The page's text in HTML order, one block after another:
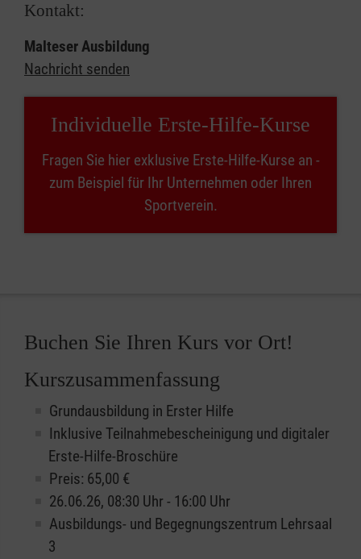
Kontakt:
Malteser Ausbildung
Nachricht senden
Individuelle Erste-Hilfe-Kurse
Fragen Sie hier exklusive Erste-Hilfe-Kurse an -
zum Beispiel für Ihr Unternehmen oder Ihren
Sportverein.
Buchen Sie Ihren Kurs vor Ort!
Kurszusammenfassung
Grundausbildung in Erster Hilfe
Inklusive Teilnahmebescheinigung und digitaler
Erste-Hilfe-Broschüre
Preis: 65,00 €
26.06.26, 08:30 Uhr - 16:00 Uhr
Ausbildungs- und Begegnungszentrum Lehrsaal
3